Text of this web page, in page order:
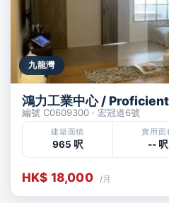
九龍灣
鴻力工業中心 /
編號 C0609300 · 宏冠道6號
建築面積
965 呎
實用面
-- 呎
HK$ 18,000 /月